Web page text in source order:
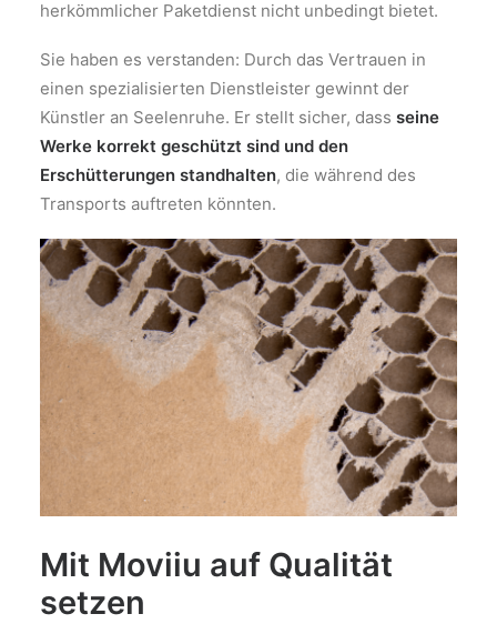
herkömmlicher Paketdienst nicht unbedingt bietet.
Sie haben es verstanden: Durch das Vertrauen in
einen spezialisierten Dienstleister gewinnt der
Künstler an Seelenruhe. Er stellt sicher, dass seine
Werke korrekt geschützt sind und den
Erschütterungen standhalten, die während des
Transports auftreten könnten.
Mit Moviiu auf Qualität
setzen